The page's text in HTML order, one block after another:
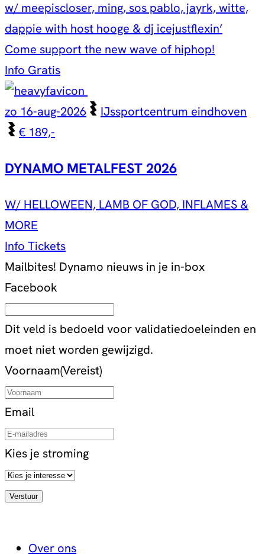
w/ meepiscloser, ming, sos pablo, jayrk, witte,
dappie with host hooge & dj icejustflexin’
Come support the new wave of hiphop!
Info Gratis
zo 16-aug-2026
IJssportcentrum eindhoven
€ 189,-
DYNAMO METALFEST 2026
W/ HELLOWEEN, LAMB OF GOD, INFLAMES &
MORE
Info Tickets
Mailbites! Dynamo nieuws in je in-box
Facebook
Dit veld is bedoeld voor validatiedoeleinden en
moet niet worden gewijzigd.
Voornaam(Vereist)
Email
Kies je stroming
Over ons